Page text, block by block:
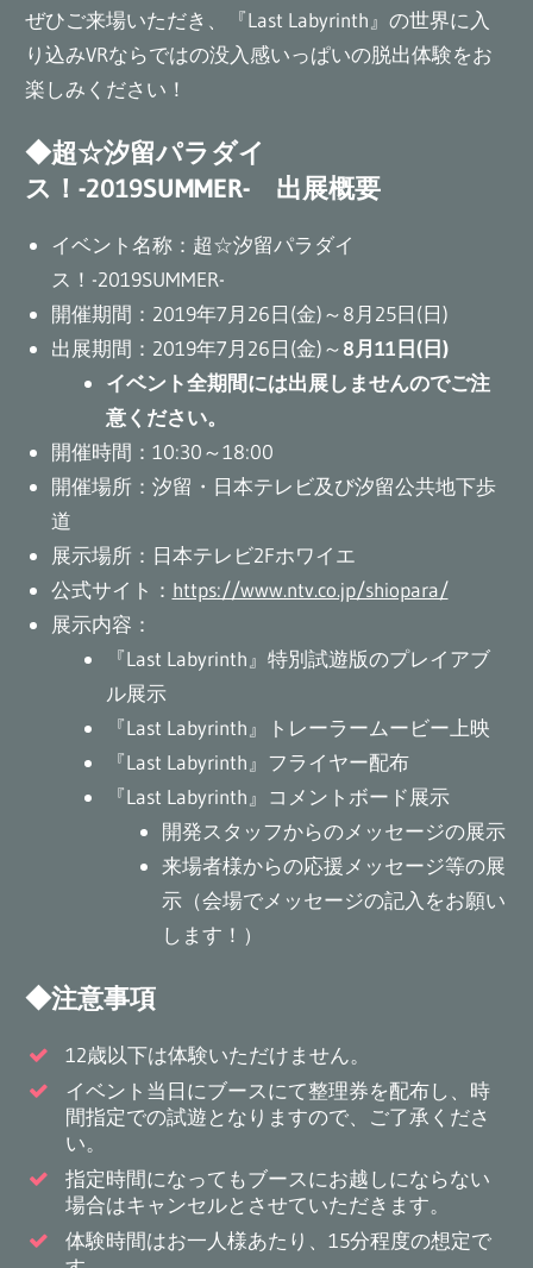
ぜひご来場いただき、『Last Labyrinth』の世界に入
り込みVRならではの没入感いっぱいの脱出体験をお
楽しみください！
◆超☆汐留パラダイ
ス！-2019SUMMER- 出展概要
イベント名称：超☆汐留パラダイ
ス！-2019SUMMER-
開催期間：2019年7月26日(金)～8月25日(日)
出展期間：2019年7月26日(金)～8月11日(日)
イベント全期間には出展しませんのでご注
意ください。
開催時間：10:30～18:00
開催場所：汐留・日本テレビ及び汐留公共地下歩
道
展示場所：日本テレビ2Fホワイエ
公式サイト： https://www.ntv.co.jp/shiopara/
展示内容：
『Last Labyrinth』特別試遊版のプレイアブ
ル展示
『Last Labyrinth』トレーラームービー上映
『Last Labyrinth』フライヤー配布
『Last Labyrinth』コメントボード展示
開発スタッフからのメッセージの展示
来場者様からの応援メッセージ等の展
示（会場でメッセージの記入をお願い
します！）
◆注意事項
12歳以下は体験いただけません。
イベント当日にブースにて整理券を配布し、時
間指定での試遊となりますので、ご了承くださ
い。
指定時間になってもブースにお越しにならない
場合はキャンセルとさせていただきます。
体験時間はお一人様あたり、15分程度の想定で